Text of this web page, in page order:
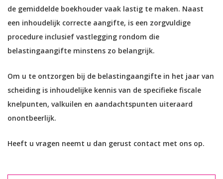
de gemiddelde boekhouder vaak lastig te maken. Naast
een inhoudelijk correcte aangifte, is een zorgvuldige
procedure inclusief vastlegging rondom die
belastingaangifte minstens zo belangrijk.
Om u te ontzorgen bij de belastingaangifte in het jaar van
scheiding is inhoudelijke kennis van de specifieke fiscale
knelpunten, valkuilen en aandachtspunten uiteraard
onontbeerlijk.
Heeft u vragen neemt u dan gerust contact met ons op.